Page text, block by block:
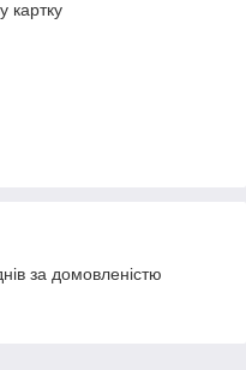
картку
за домовленістю